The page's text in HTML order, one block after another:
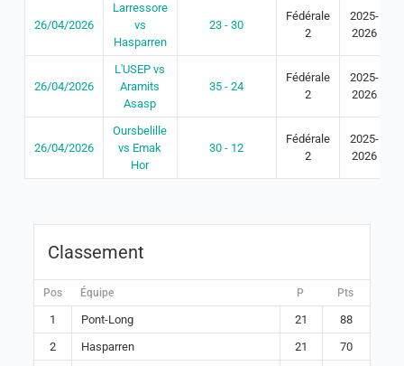
26/04/2026
Larressore
vs
Hasparren
23 - 30
Fédérale
2
2025-
2026
26/04/2026
L'USEP vs
Aramits
Asasp
35 - 24
Fédérale
2
2025-
2026
26/04/2026
Oursbelille
vs Emak
Hor
30 - 12
Fédérale
2
2025-
2026
Classement
Pos Équipe P Pts
1 Pont-Long 21
88
2
Hasparren 21
70